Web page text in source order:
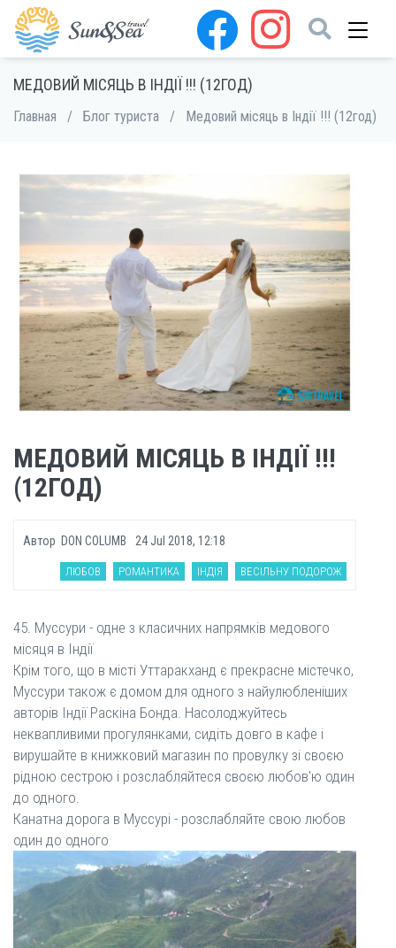
МЕДОВИЙ МІСЯЦЬ В ІНДІЇ !!! (12ГОД)
Главная / Блог туриста / Медовий місяць в Індії !!! (12год)
МЕДОВИЙ МІСЯЦЬ В ІНДІЇ !!!
(12ГОД)
Автор DON COLUMB 24 Jul 2018, 12:18
ЛЮБОВ РОМАНТИКА ІНДІЯ ВЕСІЛЬНУ ПОДОРОЖ
45. Муссури - одне з класичних напрямків медового
місяця в Індії
Крім того, що в місті Уттаракханд є прекрасне містечко,
Муссури також є домом для одного з найулюбленіших
авторів Індії Раскіна Бонда. Насолоджуйтесь
неквапливими прогулянками, сидіть довго в кафе і
вирушайте в книжковий магазин по провулку зі своєю
рідною сестрою і розслабляйтеся своєю любов'ю один
до одного.
Канатна дорога в Муссурі - розслабляйте свою любов
один до одного